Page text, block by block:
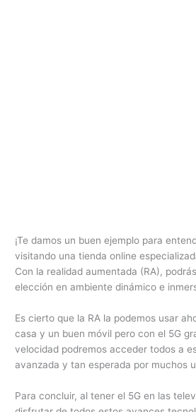
¡Te damos un buen ejemplo para
visitando una tienda online
Con la realidad aumentada (RA),
elección en ambiente dinámico e
Es cierto que la RA la podemos usar
casa y un buen móvil pero con el 5G
velocidad podremos acceder todos a
avanzada y tan esperada por muchos
Para concluir, al tener el 5G en las